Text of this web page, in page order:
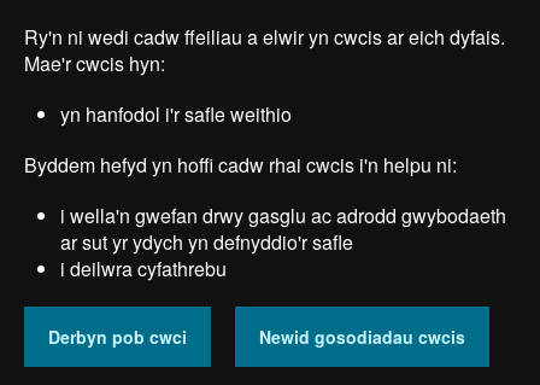
main
Ry'n ni wedi cadw ffeiliau a elwir yn cwcis ar eich dyfais.
Mae'r cwcis hyn:
yn hanfodol i'r safle weithio
Byddem hefyd yn hoffi cadw rhai cwcis i'n helpu ni:
i wella'n gwefan drwy gasglu ac adrodd gwybodaeth
ar sut yr ydych yn defnyddio'r safle
i deilwra cyfathrebu
Derbyn pob cwci Newid gosodiadau cwcis